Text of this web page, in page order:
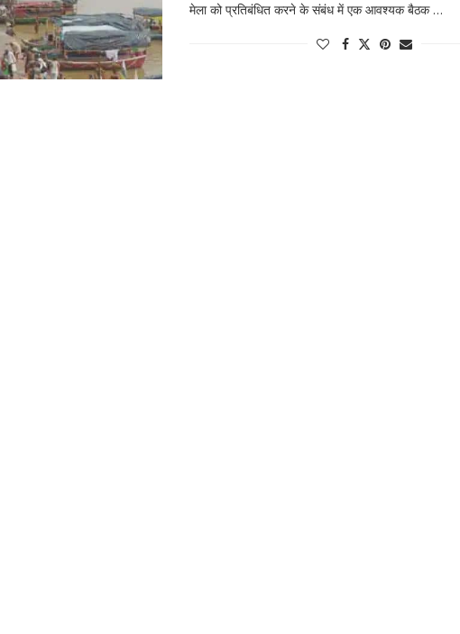
मेला को प्रतिबंधित करने के संबंध में एक आवश्यक बैठक …